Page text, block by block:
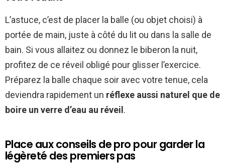
L’astuce, c’est de placer la balle (ou objet choisi) à
portée de main, juste à côté du lit ou dans la salle de
bain. Si vous allaitez ou donnez le biberon la nuit,
profitez de ce réveil obligé pour glisser l’exercice.
Préparez la balle chaque soir avec votre tenue, cela
deviendra rapidement un réflexe aussi naturel que de
boire un verre d’eau au réveil .
Place aux conseils de pro pour garder la
légèreté des premiers pas